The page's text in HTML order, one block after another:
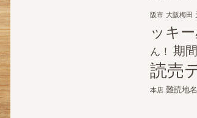
阪市 大阪梅田
ッキ
ん！ 期
読売
本店 難読地名